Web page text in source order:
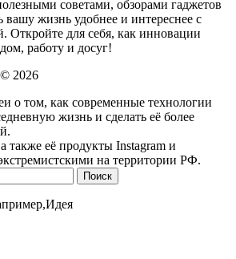
советами, обзорами гаджетов
вашу жизнь удобнее и интереснее с
Откройте для себя, как инновации
работу и досуг!
© 2026
о том, как современные технологии
жизнь и сделать её более
также её продукты Instagram и
на территории РФ.
Идея